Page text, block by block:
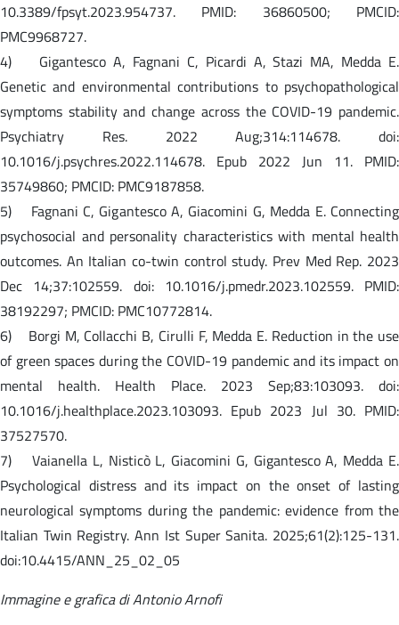
10.3389/fpsyt.2023.954737. PMID: 36860500; PMCID:
PMC9968727.
4) Gigantesco A, Fagnani C, Picardi A, Stazi MA, Medda E.
Genetic and environmental contributions to psychopathological
symptoms stability and change across the COVID-19 pandemic.
Psychiatry Res. 2022 Aug;314:114678. doi:
10.1016/j.psychres.2022.114678. Epub 2022 Jun 11. PMID:
35749860; PMCID: PMC9187858.
5) Fagnani C, Gigantesco A, Giacomini G, Medda E. Connecting
psychosocial and personality characteristics with mental health
outcomes. An Italian co-twin control study. Prev Med Rep. 2023
Dec 14;37:102559. doi: 10.1016/j.pmedr.2023.102559. PMID:
38192297; PMCID: PMC10772814.
6) Borgi M, Collacchi B, Cirulli F, Medda E. Reduction in the use
of green spaces during the COVID-19 pandemic and its impact on
mental health. Health Place. 2023 Sep;83:103093. doi:
10.1016/j.healthplace.2023.103093. Epub 2023 Jul 30. PMID:
37527570.
7) Vaianella L, Nisticò L, Giacomini G, Gigantesco A, Medda E.
Psychological distress and its impact on the onset of lasting
neurological symptoms during the pandemic: evidence from the
Italian Twin Registry. Ann Ist Super Sanita. 2025;61(2):125-131.
doi:10.4415/ANN_25_02_05
Immagine e grafica di Antonio Arnofi